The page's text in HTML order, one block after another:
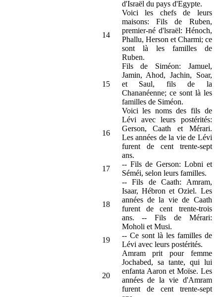
d'Israël du pays d'Egypte.
14
Voici les chefs de leurs
maisons: Fils de Ruben,
premier-né d'lsraël: Hénoch,
Phallu, Herson et Charmi; ce
sont là les familles de
Ruben.
15
Fils de Siméon: Jamuel,
Jamin, Ahod, Jachin, Soar,
et Saul, fils de la
Chananéenne; ce sont là les
familles de Siméon.
16
Voici les noms des fils de
Lévi avec leurs postérités:
Gerson, Caath et Mérari.
Les années de la vie de Lévi
furent de cent trente-sept
ans.
17
-- Fils de Gerson: Lobni et
Séméi, selon leurs familles.
18
-- Fils de Caath: Amram,
Isaar, Hébron et Oziel. Les
années de la vie de Caath
furent de cent trente-trois
ans. -- Fils de Mérari:
Moholi et Musi.
19
-- Ce sont là les familles de
Lévi avec leurs postérités.
20
Amram prit pour femme
Jochabed, sa tante, qui lui
enfanta Aaron et Moïse. Les
années de la vie d'Amram
furent de cent trente-sept